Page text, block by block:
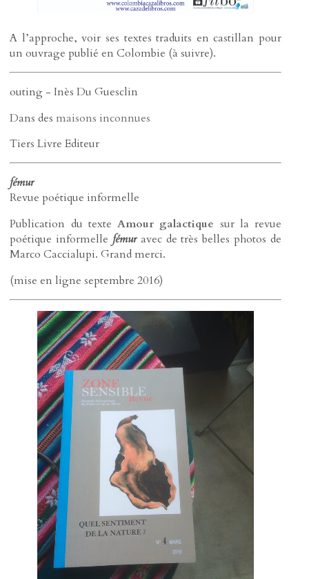
A l’approche, voir ses textes traduits en castillan pour
un ouvrage publié en Colombie (à suivre).
outing - Inès Du Guesclin
Dans des maisons inconnues
Tiers Livre Editeur
fémur
Revue poétique informelle
Publication du texteAmour galactique sur la revue
poétique informelle fémur avec de très belles photos de
Marco Caccialupi. Grand merci.
(mise en ligne septembre 2016)